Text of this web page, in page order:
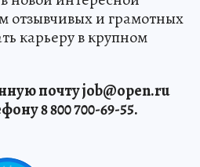
и грамотных
карьеру в крупном
почту job@open.ru
8 800 700-69-55.